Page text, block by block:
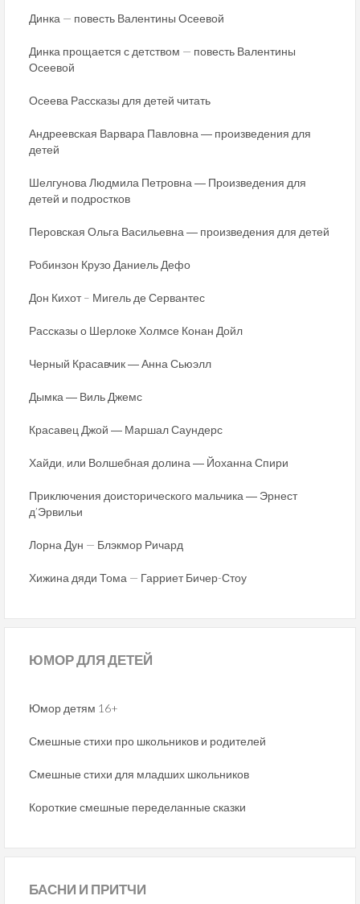
Динка — повесть Валентины Осеевой
Динка прощается с детством — повесть Валентины
Осеевой
Осеева Рассказы для детей читать
Андреевская Варвара Павловна ― произведения для
детей
Шелгунова Людмила Петровна ― Произведения для
детей и подростков
Перовская Ольга Васильевна ― произведения для детей
Робинзон Крузо Даниель Дефо
Дон Кихот – Мигель де Сервантес
Рассказы о Шерлоке Холмсе Конан Дойл
Черный Красавчик ― Анна Сьюэлл
Дымка ― Виль Джемс
Красавец Джой ― Маршал Саундерс
Хайди, или Волшебная долина ― Йоханна Спири
Приключения доисторического мальчика ― Эрнест
д’Эрвильи
Лорна Дун — Блэкмор Ричард
Хижина дяди Тома — Гарриет Бичер-Стоу
ЮМОРДЛЯ ДЕТЕЙ
Юмор детям 16+
Смешные стихи про школьников и родителей
Смешные стихи для младших школьников
Короткие смешные переделанные сказки
БАСНИ И ПРИТЧИ